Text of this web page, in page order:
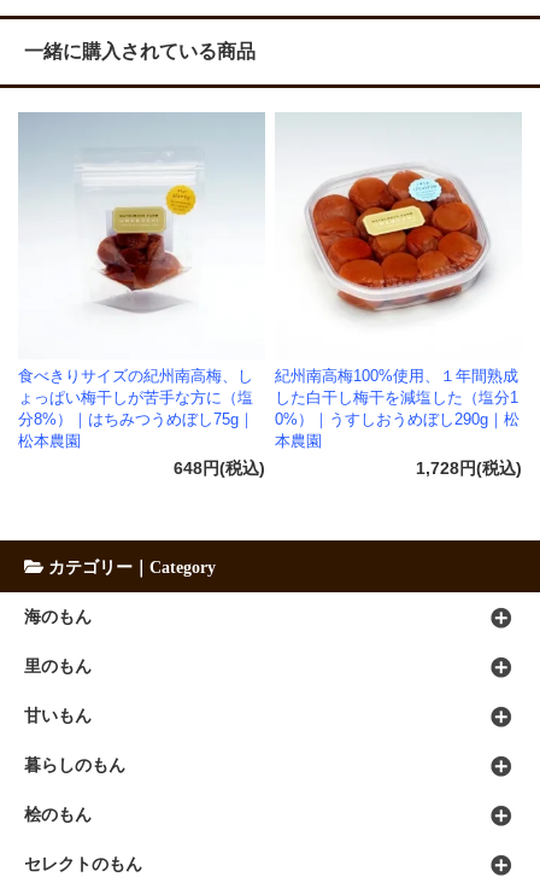
一緒に購入されている商品
食べきりサイズの紀州南高梅、し
ょっぱい梅干しが苦手な方に（塩
分8%）｜はちみつうめぼし75g｜
松本農園
648円(税込)
紀州南高梅100%使用、１年間熟成
した白干し梅干を減塩した（塩分1
0%）｜うすしおうめぼし290g｜松
本農園
1,728円(税込)
カテゴリー｜Category
海のもん
里のもん
甘いもん
暮らしのもん
桧のもん
セレクトのもん